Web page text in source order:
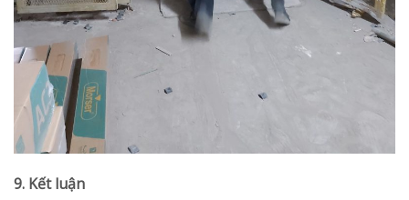
9. Kết luận